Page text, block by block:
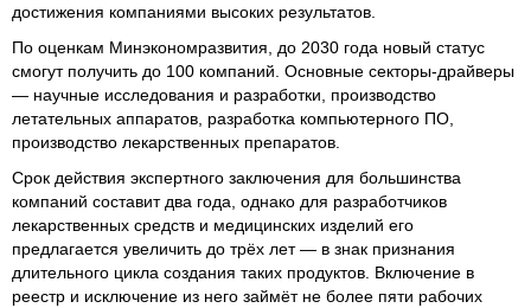
достижения компаниями высоких результатов.
По оценкам Минэкономразвития, до 2030 года новый статус
смогут получить до 100 компаний. Основные секторы-драйверы
— научные исследования и разработки, производство
летательных аппаратов, разработка компьютерного ПО,
производство лекарственных препаратов.
Срок действия экспертного заключения для большинства
компаний составит два года, однако для разработчиков
лекарственных средств и медицинских изделий его
предлагается увеличить до трёх лет — в знак признания
длительного цикла создания таких продуктов. Включение в
реестр и исключение из него займёт не более пяти рабочих